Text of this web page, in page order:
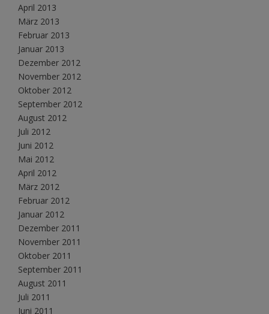
April 2013
März 2013
Februar 2013
Januar 2013
Dezember 2012
November 2012
Oktober 2012
September 2012
August 2012
Juli 2012
Juni 2012
Mai 2012
April 2012
März 2012
Februar 2012
Januar 2012
Dezember 2011
November 2011
Oktober 2011
September 2011
August 2011
Juli 2011
Juni 2011